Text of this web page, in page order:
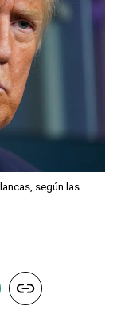
según las